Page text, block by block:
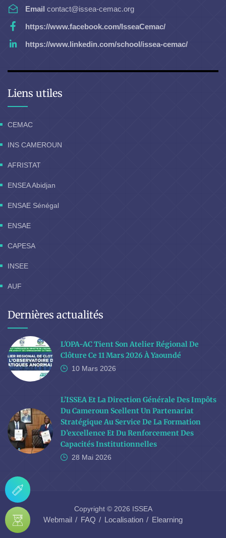
Email contact@issea-cemac.org
https://www.facebook.com/IsseaCemac/
https://www.linkedin.com/school/issea-cemac/
Liens utiles
CEMAC
INS CAMEROUN
AFRISTAT
ENSEA Abidjan
ENSAE Sénégal
ENSAE
CAPESA
INSEE
AUF
Dernières actualités
L'OPA-AC Tient Son Atelier Régional De
Clôture Ce 11 Mars 2026 À Yaoundé
10 Mars 2026
L’ISSEA Et La Direction Générale Des Impôts
Du Cameroun Scellent Un Partenariat
Stratégique Au Service De La Formation
D’excellence Et Du Renforcement Des
Capacités Institutionnelles
28 Mai 2026
Copyright © 2026 ISSEA
Webmail FAQ Localisation Elearning